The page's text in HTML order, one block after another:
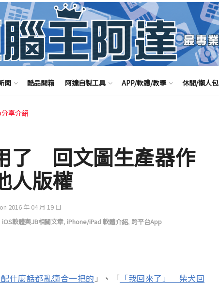
聞 酷品開箱 阿達自製工具 APP/軟體/教學 休閒/懶人包
享介紹
了 回文圖生產器作
人版權
2016 年 04 月 19 日
iOS軟體與JB相關文章, iPhone/iPad 軟體介紹, 跨平台App
什麼話都亂適合一把的」、「 「我回來了」 柴犬回